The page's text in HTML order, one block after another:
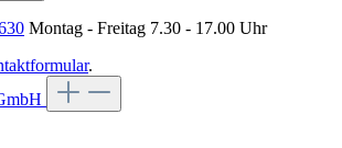
Montag - Freitag 7.30 - 17.00 Uhr
.